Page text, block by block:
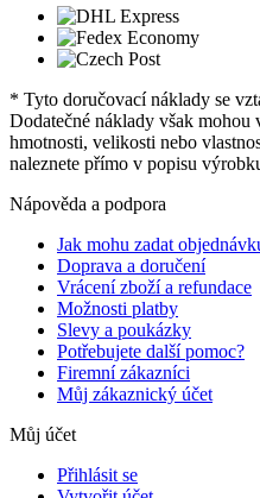
* Tyto doručovací náklady se
Dodatečné náklady však
hmotnosti, velikosti nebo
naleznete přímo v popisu
Nápověda a podpora
Jak mohu zadat
Doprava a doručení
Vrácení zboží a refundace
Možnosti platby
Slevy a poukázky
Potřebujete další pomoc?
Firemní zákazníci
Můj zákaznický účet
Můj účet
Přihlásit se